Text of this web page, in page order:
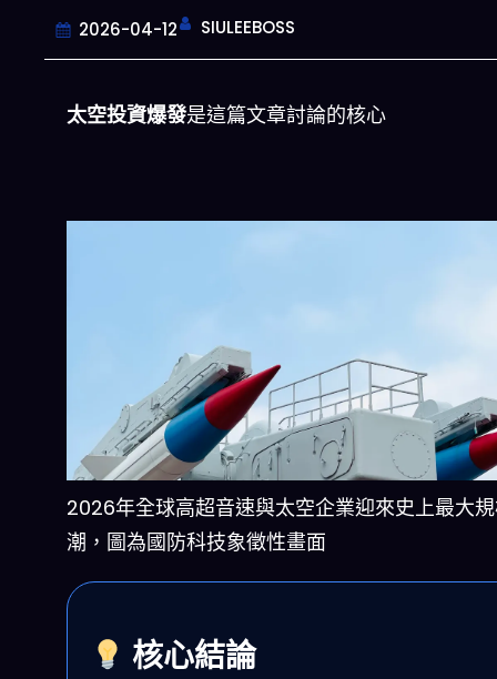
2026-04-12 SIULEEBOSS
太空投資爆發是這篇文章討論的核心
2026年全球高超音速與太空企業迎來史上最大
潮，圖為國防科技象徵性畫面
核心結論